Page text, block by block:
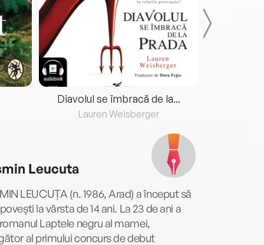
Diavolul se îmbracă de la...
Lauren Weisberger
Leucuta
LEUCUȚA (n. 1986, Arad) a început să
la vârsta de 14 ani. La 23 de ani a
Laptele negru al mamei,
al primului concurs de debut